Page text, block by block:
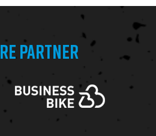
PARTNER